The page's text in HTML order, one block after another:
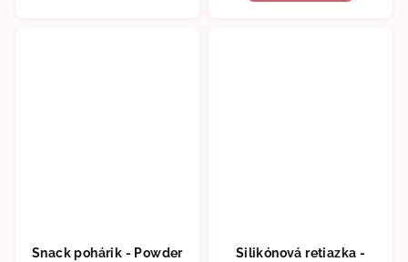
Snack pohárik - Powder
Silikónová retiazka -